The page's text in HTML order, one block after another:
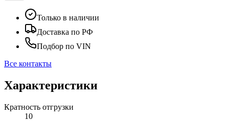
Только в наличии
Доставка по РФ
Подбор по VIN
Все контакты
Характеристики
Кратность отгрузки
10